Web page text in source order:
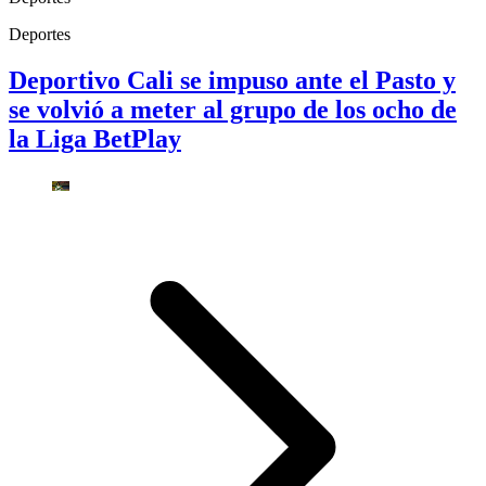
Deportes
Deportivo Cali se impuso ante el Pasto y
se volvió a meter al grupo de los ocho de
la Liga BetPlay